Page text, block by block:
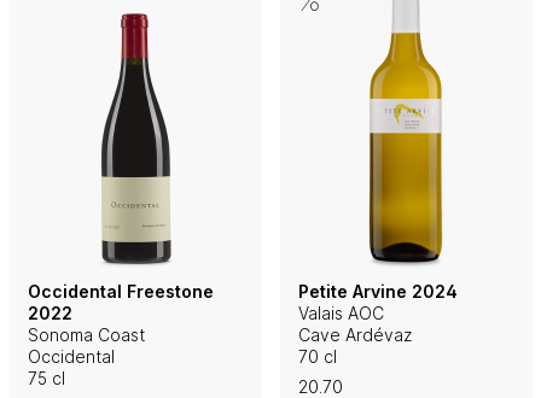
Occidental Freestone
2022
Sonoma Coast
Occidental
75 cl
Petite Arvine 2024
Valais AOC
Cave Ardévaz
70 cl
20.70